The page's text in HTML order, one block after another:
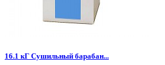
16.1 кГ Сушильный барабан...